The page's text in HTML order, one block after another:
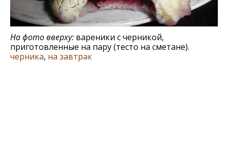
На фото вверху: вареники с черникой,
приготовленные на пару (тесто на сметане).
черника, на завтрак